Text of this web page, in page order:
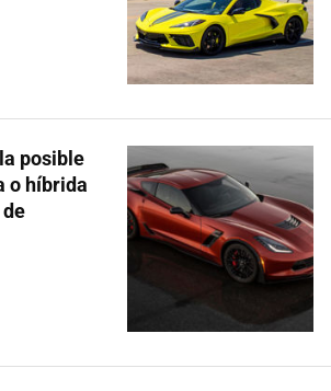
posible
o híbrida